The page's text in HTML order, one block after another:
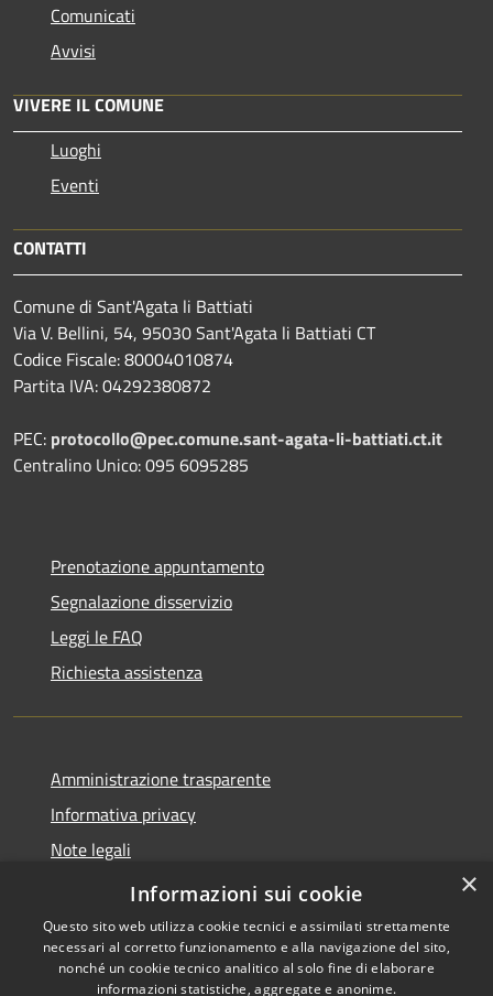
Comunicati
Avvisi
VIVERE IL COMUNE
Luoghi
Eventi
CONTATTI
Comune di Sant'Agata li Battiati
Via V. Bellini, 54, 95030 Sant'Agata li Battiati CT
Codice Fiscale: 80004010874
Partita IVA: 04292380872
PEC: protocollo@pec.comune.sant-agata-li-battiati.ct.it
Centralino Unico: 095 6095285
Prenotazione appuntamento
Segnalazione disservizio
Leggi le FAQ
Richiesta assistenza
Amministrazione trasparente
Informativa privacy
Note legali
Dichiarazione di accessibilità
×
Informazioni sui cookie
Questo sito web utilizza cookie tecnici e assimilati strettamente
necessari al corretto funzionamento e alla navigazione del sito,
nonché un cookie tecnico analitico al solo fine di elaborare
informazioni statistiche, aggregate e anonime.